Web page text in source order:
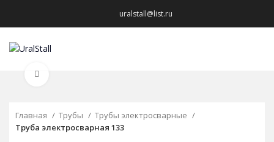
uralstall@list.ru
Главная Трубы
Трубы электросварные
Труба электросварная 133